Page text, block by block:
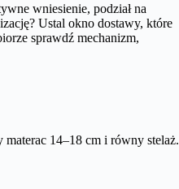
wniesienie, podział na
Ustal okno dostawy, które
sprawdź mechanizm,
14–18 cm i równy stelaż.